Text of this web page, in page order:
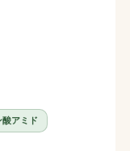
酸アミド